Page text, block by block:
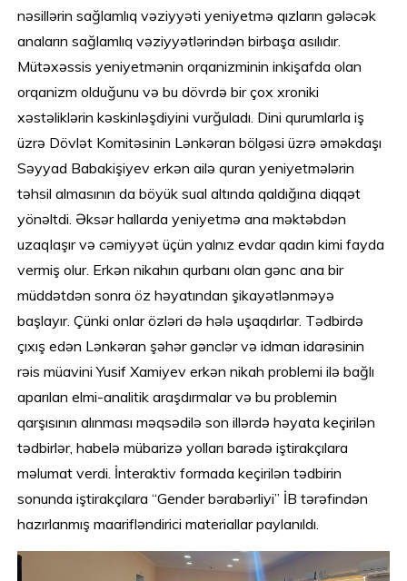
nəsillərin sağlamlıq vəziyyəti yeniyetmə qızların gələcək
anaların sağlamlıq vəziyyətlərindən birbaşa asılıdır.
Mütəxəssis yeniyetmənin orqanizminin inkişafda olan
orqanizm olduğunu və bu dövrdə bir çox xroniki
xəstəliklərin kəskinləşdiyini vurğuladı. Dini qurumlarla iş
üzrə Dövlət Komitəsinin Lənkəran bölgəsi üzrə əməkdaşı
Səyyad Babakişiyev erkən ailə quran yeniyetmələrin
təhsil almasının da böyük sual altında qaldığına diqqət
yönəltdi. Əksər hallarda yeniyetmə ana məktəbdən
uzaqlaşır və cəmiyyət üçün yalnız evdar qadın kimi fayda
vermiş olur. Erkən nikahın qurbanı olan gənc ana bir
müddətdən sonra öz həyatından şikayətlənməyə
başlayır. Çünki onlar özləri də hələ uşaqdırlar. Tədbirdə
çıxış edən Lənkəran şəhər gənclər və idman idarəsinin
rəis müavini Yusif Xamiyev erkən nikah problemi ilə bağlı
aparılan elmi-analitik araşdırmalar və bu problemin
qarşısının alınması məqsədilə son illərdə həyata keçirilən
tədbirlər, habelə mübarizə yolları barədə iştirakçılara
məlumat verdi. İnteraktiv formada keçirilən tədbirin
sonunda iştirakçılara “Gender bərabərliyi” İB tərəfindən
hazırlanmış maarifləndirici materiallar paylanıldı.